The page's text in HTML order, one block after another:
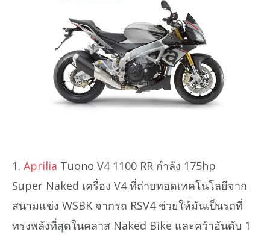
1. Aprilia Tuono V4 1100 RR กำลัง 175hp
Super Naked เครื่อง V4 ที่ถ่ายทอดเทคโนโลยีจาก
สนามแข่ง WSBK จากรถ RSV4 ช่วยให้มันเป็นรถที่
ทรงพลังที่สุดในคลาส Naked Bike และคว้าอันดับ 1